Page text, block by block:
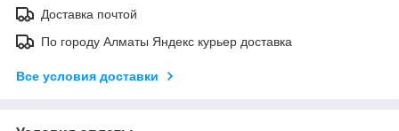
Доставка почтой
По городу Алматы Яндекс курьер доставка
Все условия доставки